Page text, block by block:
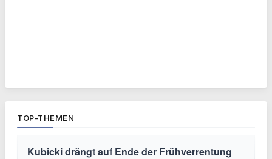
TOP-THEMEN
Kubicki drängt auf Ende der Frühverrentung